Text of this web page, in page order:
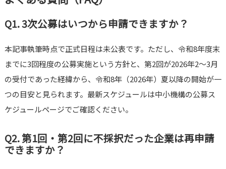
Q1. 3次公募はいつから申請できますか？
本記事執筆時点で正式日程は未公表です。ただし、令和8年度末
までに3回程度の公募実施という方針と、第2回が2026年2〜3月
の受付であった経緯から、令和8年（2026年）夏以降の開始が一
つの目安と見られます。最新スケジュールは中小機構の公募ス
ケジュールページでご確認ください。
Q2. 第1回・第2回に不採択だった企業は再申請
できますか？